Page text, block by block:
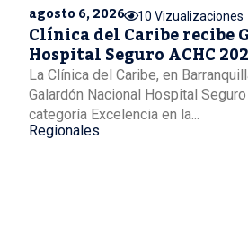
agosto 6, 2026 10 Vizualizaciones
Clínica del Caribe recibe
Hospital Seguro ACHC
La Clínica del Caribe, en
Galardón Nacional Hospital
categoría Excelencia en la...
Regionales